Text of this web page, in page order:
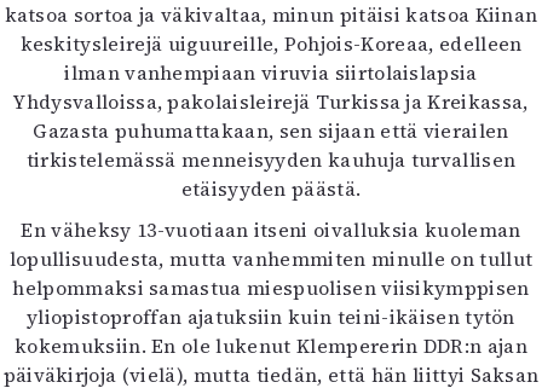
katsoa sortoa ja väkivaltaa, minun pitäisi katsoa Kiinan
keskitysleirejä uiguureille, Pohjois-Koreaa, edelleen
ilman vanhempiaan viruvia siirtolaislapsia
Yhdysvalloissa, pakolaisleirejä Turkissa ja Kreikassa,
Gazasta puhumattakaan, sen sijaan että vierailen
tirkistelemässä menneisyyden kauhuja turvallisen
etäisyyden päästä.
En väheksy 13-vuotiaan itseni oivalluksia kuoleman
lopullisuudesta, mutta vanhemmiten minulle on tullut
helpommaksi samastua miespuolisen viisikymppisen
yliopistoproffan ajatuksiin kuin teini-ikäisen tytön
kokemuksiin. En ole lukenut Klempererin DDR:n ajan
päiväkirjoja (vielä), mutta tiedän, että hän liittyi Saksan